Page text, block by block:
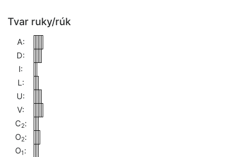
Tvar ruky/rúk
A:
D:
I:
L:
U:
V:
C2:
O2:
O1 :